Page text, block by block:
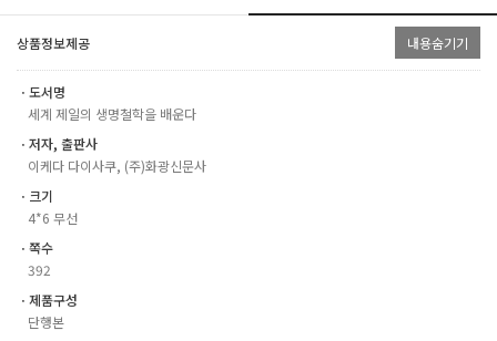
상품정보제공 내용숨기기
ㆍ도서명
세계 제일의 생명철학을 배운다
ㆍ저자, 출판사
이케다 다이사쿠, (주)화광신문사
ㆍ크기
4*6 무선
ㆍ쪽수
392
ㆍ제품구성
단행본